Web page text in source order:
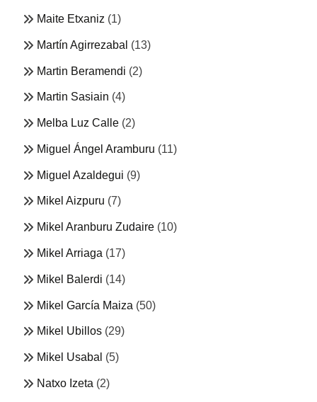
Maite Etxaniz (1)
Martín Agirrezabal (13)
Martin Beramendi (2)
Martin Sasiain (4)
Melba Luz Calle (2)
Miguel Ángel Aramburu (11)
Miguel Azaldegui (9)
Mikel Aizpuru (7)
Mikel Aranburu Zudaire (10)
Mikel Arriaga (17)
Mikel Balerdi (14)
Mikel García Maiza (50)
Mikel Ubillos (29)
Mikel Usabal (5)
Natxo Izeta (2)